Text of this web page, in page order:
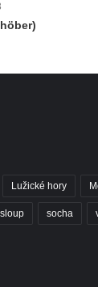
Lužické hory
sloup socha